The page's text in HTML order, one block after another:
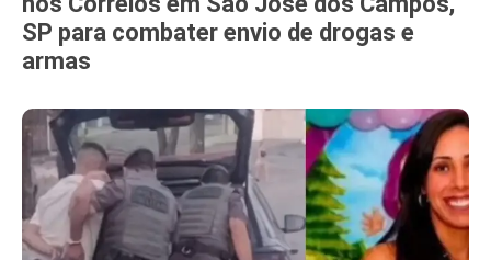
SP para combater envio de drogas e
armas